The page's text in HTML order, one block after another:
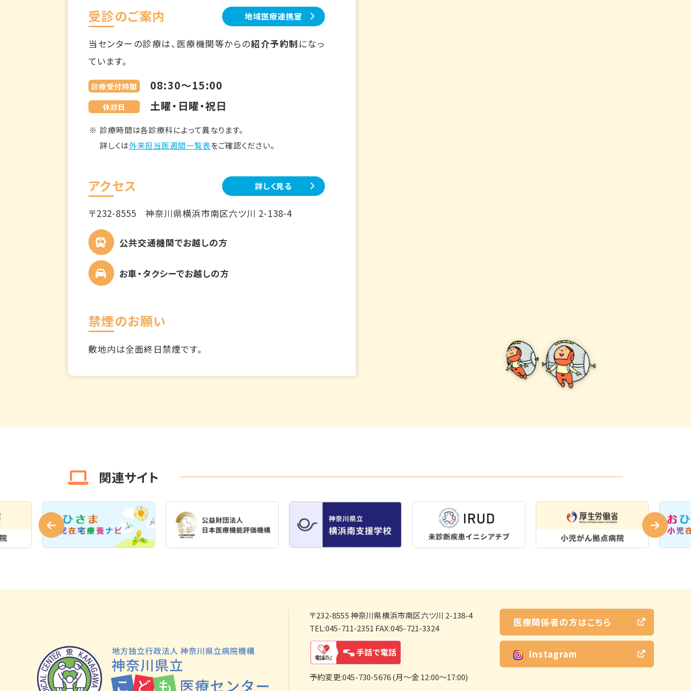
受診のご案内 地域医療連携室
当センターの診療は、医療機関等からの紹介予約制 になっ
ています。
診療受付時間 08:30～15:00
休診日 土曜・日曜・祝日
診療時間は各診療科によって異なります。
詳しくは外来担当医週間一覧表をご確認ください。
アクセス 詳しく見る
〒232-8555神奈川県横浜市南区六ツ川 2-138-4
公共交通機関でお越しの方
お車・タクシーでお越しの方
禁煙のお願い
敷地内は全面終日禁煙です。
関連サイト
〒232-8555神奈川県横浜市南区六ツ川 2-138-4
TEL:045-711-2351 FAX:045-721-3324
予約変更:045-730-5676 (月～金 12:00～17:00)
医療関係者の方はこちら
Instagram